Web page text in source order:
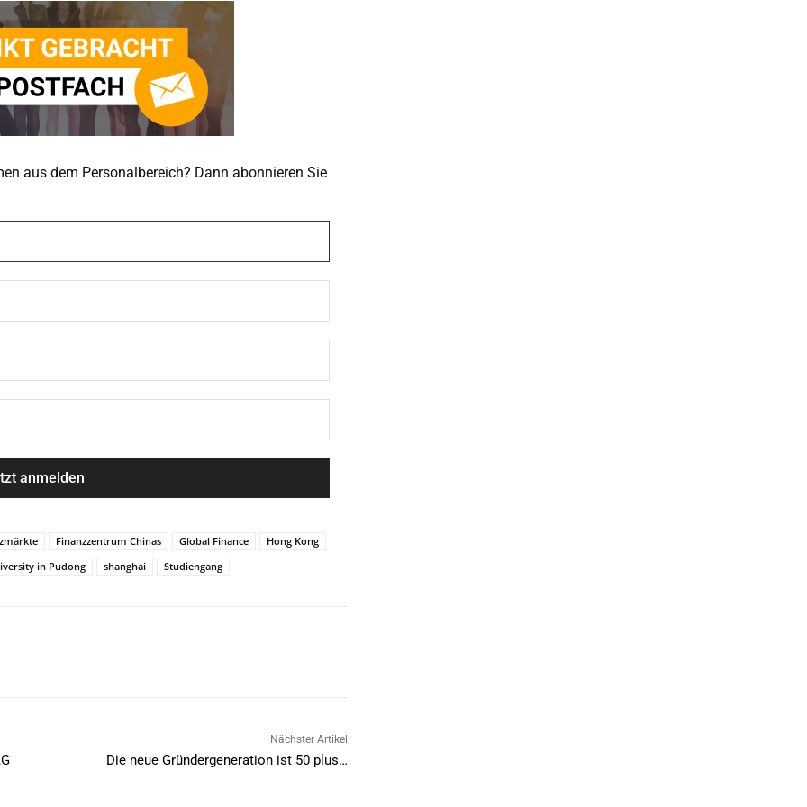
aus dem Personalbereich? Dann abonnieren Sie
Finanzzentrum Chinas Global Finance
Hong Kong
in Pudong shanghai Studiengang
Nächster Artikel
Die neue Gründergeneration ist 50 plus…